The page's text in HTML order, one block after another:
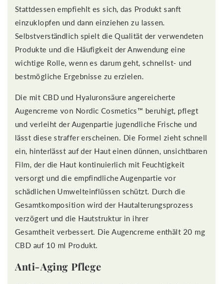
Stattdessen empfiehlt es sich, das Produkt sanft
einzuklopfen und dann einziehen zu lassen.
Selbstverständlich spielt die Qualität der verwendeten
Produkte und die Häufigkeit der Anwendung eine
wichtige Rolle, wenn es darum geht, schnellst- und
bestmögliche Ergebnisse zu erzielen.
Die mit CBD und Hyaluronsäure angereicherte
Augencreme von Nordic Cosmetics™ beruhigt, pflegt
und verleiht der Augenpartie jugendliche Frische und
lässt diese straffer erscheinen. Die Formel zieht schnell
ein, hinterlässt auf der Haut einen dünnen, unsichtbaren
Film, der die Haut kontinuierlich mit Feuchtigkeit
versorgt und die empfindliche Augenpartie vor
schädlichen Umwelteinflüssen schützt. Durch die
Gesamtkomposition wird der Hautalterungsprozess
verzögert und die Hautstruktur in ihrer
Gesamtheit verbessert. Die Augencreme enthält 20 mg
CBD auf 10 ml Produkt.
Anti-Aging Pflege